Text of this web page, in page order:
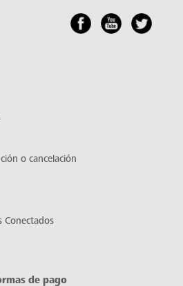
o cancelación
Conectados
de pago